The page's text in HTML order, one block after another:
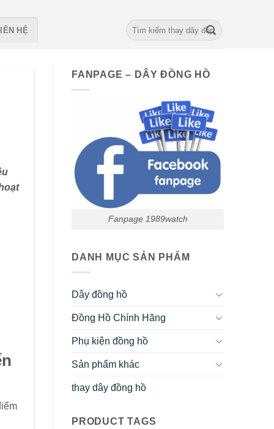
HỆ
Search
for:
FANPAGE – DÂY ĐỒNG HỒ
Fanpage 1989watch
DANH MỤC SẢN PHẨM
Dây đồng hồ
Đồng Hồ Chính Hãng
Phụ kiện đồng hồ
Sản phẩm khác
thay dây đồng hồ
PRODUCT TAGS